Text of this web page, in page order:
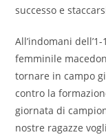
successo e
All’indomani
femminile
tornare in campo
contro la
giornata di
nostre ragazze